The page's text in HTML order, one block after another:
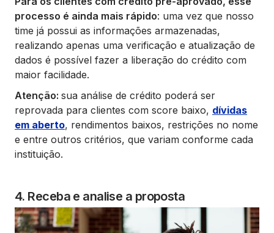
processo é ainda mais rápido: uma vez que nosso
time já possui as informações armazenadas,
realizando apenas uma verificação e atualização de
dados é possível fazer a liberação do crédito com
maior facilidade.
Atenção: sua análise de crédito poderá ser
reprovada para clientes com score baixo, dívidas
em aberto, rendimentos baixos, restrições no nome
e entre outros critérios, que variam conforme cada
instituição.
4. Receba e analise a proposta